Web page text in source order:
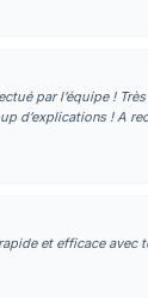
par l’équipe !
d’explications ! A
et efficace avec